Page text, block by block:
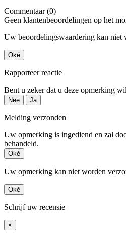
Commentaar (0)
Geen klantenbeoordelingen op het
Uw beoordelingswaardering kan niet
Oké
Rapporteer reactie
Bent u zeker dat u deze opmerking
Nee Ja
Melding verzonden
Uw opmerking is ingediend en zal
behandeld.
Oké
Uw opmerking kan niet worden
Oké
Schrijf uw recensie
×